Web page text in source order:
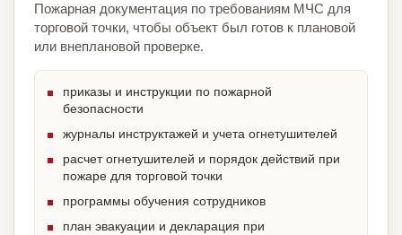
Пожарная документация по требованиям МЧС для
торговой точки, чтобы объект был готов к плановой
или внеплановой проверке.
приказы и инструкции по пожарной
безопасности
журналы инструктажей и учета огнетушителей
расчет огнетушителей и порядок действий при
пожаре для торговой точки
программы обучения сотрудников
план эвакуации и декларация при